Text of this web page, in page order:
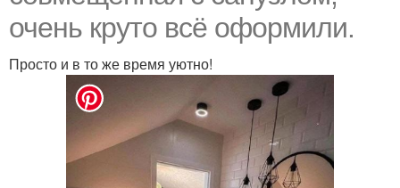
очень круто всё оформили.
Просто и в то же время уютно!